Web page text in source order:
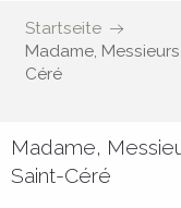
Startseite
Madame,
Céré
Madame,
Saint-Céré